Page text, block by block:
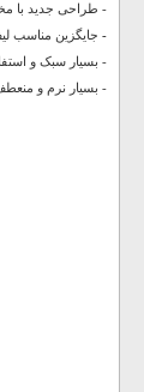
- طراحی جدید با
- جایگزین مناسب
- بسیار سبک و
- بسیار نرم و